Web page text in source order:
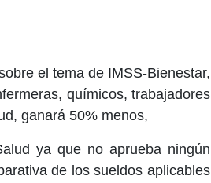
el tema de IMSS-Bienestar,
químicos, trabajadores
ganará 50% menos,
ya que no aprueba ningún
de los sueldos aplicables